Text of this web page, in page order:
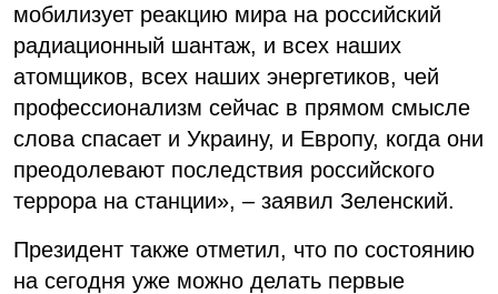
мобилизует реакцию мира на российский
радиационный шантаж, и всех наших
атомщиков, всех наших энергетиков, чей
профессионализм сейчас в прямом смысле
слова спасает и Украину, и Европу, когда они
преодолевают последствия российского
террора на станции», – заявил Зеленский.
Президент также отметил, что по состоянию
на сегодня уже можно делать первые